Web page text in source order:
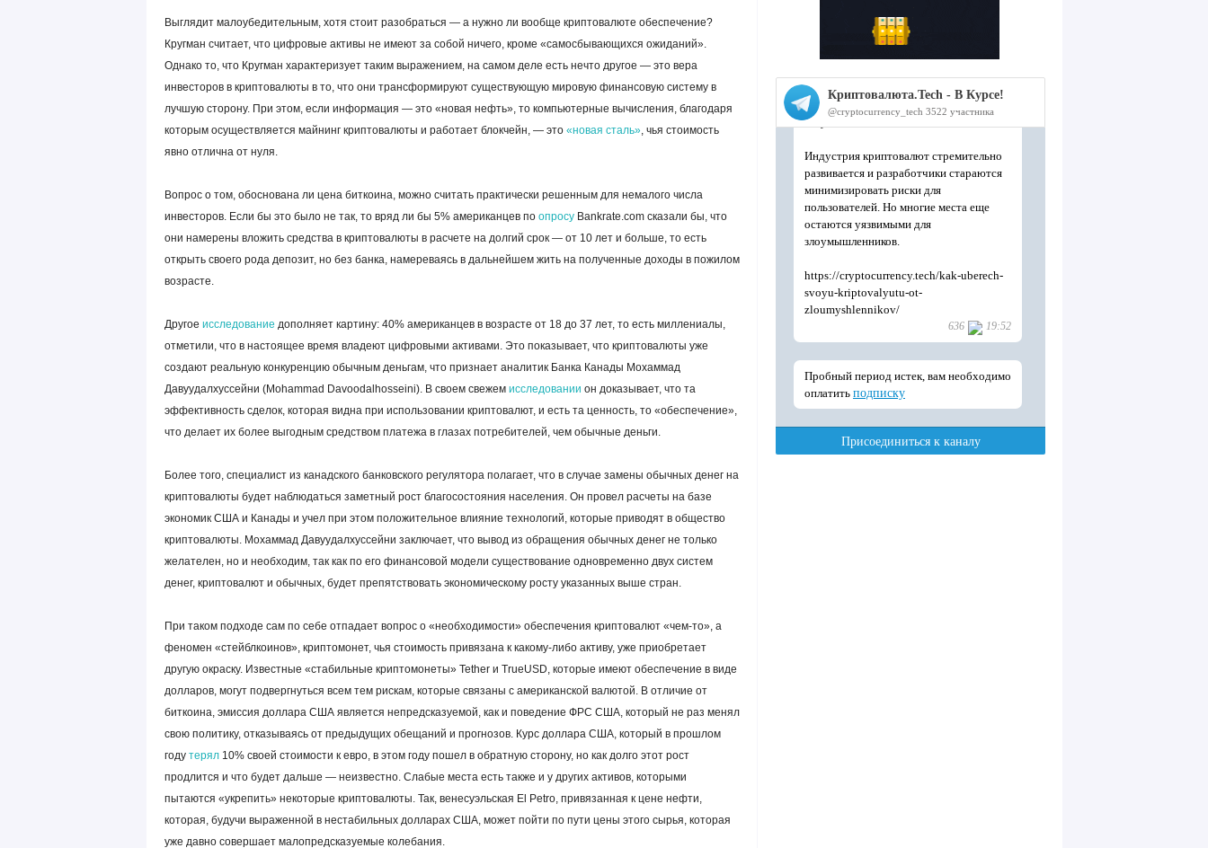
Выглядит малоубедительным, хотя стоит разобраться — а нужно ли вообще криптовалюте обеспечение?
Кругман считает, что цифровые активы не имеют за собой ничего, кроме «самосбывающихся ожиданий».
Однако то, что Кругман характеризует таким выражением, на самом деле есть нечто другое — это вера
инвесторов в криптовалюты в то, что они трансформируют существующую мировую финансовую систему в
лучшую сторону. При этом, если информация — это «новая нефть», то компьютерные вычисления, благодаря
которым осуществляется майнинг криптовалюты и работает блокчейн, — это «новая сталь», чья стоимость
явно отлична от нуля.
Вопрос о том, обоснована ли цена биткоина, можно считать практически решенным для немалого числа
инвесторов. Если бы это было не так, то вряд ли бы 5% американцев по опросуBankrate.com сказали бы, что
они намерены вложить средства в криптовалюты в расчете на долгий срок — от 10 лет и больше, то есть
открыть своего рода депозит, но без банка, намереваясь в дальнейшем жить на полученные доходы в пожилом
возрасте.
Другое исследование дополняет картину: 40% американцев в возрасте от 18 до 37 лет, то есть миллениалы,
отметили, что в настоящее время владеют цифровыми активами. Это показывает, что криптовалюты уже
создают реальную конкуренцию обычным деньгам, что признает аналитик Банка Канады Мохаммад
Давуудалхуссейни (Mohammad Davoodalhosseini). В своем свежем исследовании он доказывает, что та
эффективность сделок, которая видна при использовании криптовалют, и есть та ценность, то «обеспечение»,
что делает их более выгодным средством платежа в глазах потребителей, чем обычные деньги.
Более того, специалист из канадского банковского регулятора полагает, что в случае замены обычных денег на
криптовалюты будет наблюдаться заметный рост благосостояния населения. Он провел расчеты на базе
экономик США и Канады и учел при этом положительное влияние технологий, которые приводят в общество
криптовалюты. Мохаммад Давуудалхуссейни заключает, что вывод из обращения обычных денег не только
желателен, но и необходим, так как по его финансовой модели существование одновременно двух систем
денег, криптовалют и обычных, будет препятствовать экономическому росту указанных выше стран.
При таком подходе сам по себе отпадает вопрос о «необходимости» обеспечения криптовалют «чем-то», а
феномен «стейблкоинов», криптомонет, чья стоимость привязана к какому-либо активу, уже приобретает
другую окраску. Известные «стабильные криптомонеты» Tether и TrueUSD, которые имеют обеспечение в виде
долларов, могут подвергнуться всем тем рискам, которые связаны с американской валютой. В отличие от
биткоина, эмиссия доллара США является непредсказуемой, как и поведение ФРС США, который не раз менял
свою политику, отказываясь от предыдущих обещаний и прогнозов. Курс доллара США, который в прошлом
году терял10% своей стоимости к евро, в этом году пошел в обратную сторону, но как долго этот рост
продлится и что будет дальше — неизвестно. Слабые места есть также и у других активов, которыми
пытаются «укрепить» некоторые криптовалюты. Так, венесуэльская El Petro, привязанная к цене нефти,
которая, будучи выраженной в нестабильных долларах США, может пойти по пути цены этого сырья, которая
уже давно совершает малопредсказуемые колебания.